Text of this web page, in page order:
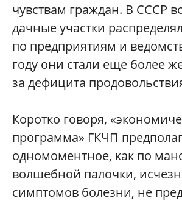
чувствам граждан. В СССР
дачные участки
по предприятиям и
году они стали еще более
за дефицита
Коротко говоря,
программа» ГКЧП
одномоментное, как по
волшебной палочки,
симптомов болезни, не